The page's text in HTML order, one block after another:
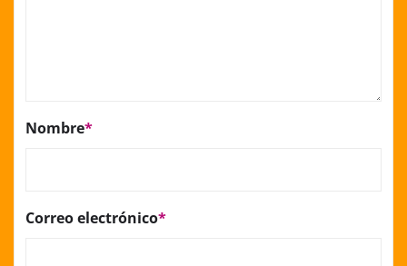
Nombre*
Correo electrónico*